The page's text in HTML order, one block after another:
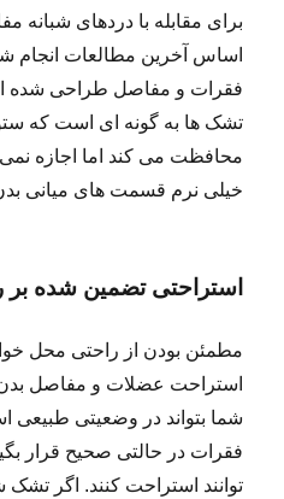
برای مقابله با دردهای شبانه
اساس آخرین مطالعات انجام
فقرات و مفاصل طراحی شده
تشک ها به گونه ای است که
محافظت می کند اما اجازه
خیلی نرم قسمت های میانی
استراحتی تضمین شده
مطمئن بودن از راحتی محل
استراحت عضلات و مفاصل بدن
شما بتواند در وضعیتی طبیعی
فقرات در حالتی صحیح قرار
توانند استراحت کنند. اگر